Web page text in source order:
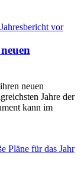
neuen
Jahre der
kann im